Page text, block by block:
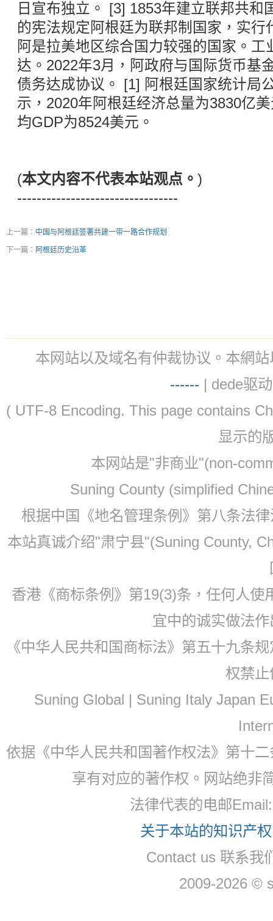
日宣布独立。 [3] 1853年建立联邦共和
的宪法规定阿根廷为联邦制国家，实行
阿是拉美地区综合国力较强的国家。
达。2022年3月，阿政府与国际货币基
债务达成协议。 [1] 阿根廷国家统计局
示，2020年阿根廷经济总量为3830亿
均GDP为8524美元。
(本文内容不代表本站观点。 )
---------------------------------
上一篇： 中国与阿根廷签署共建一带一路合作规划
下一篇： 阿根廷历史沿革
本网站以及域名有仲裁协议。本網
------ | dede驱
( UTF-8 Encoding. This page contains
显示的
本网站是"非商业"(non-
Suning County (simplified
根据中国《地名管理条例》第八条法
本站真诚介绍"肃宁县"(Suning County,
香港《商标条例》第19(3)条，任何人
宜中的诚实做法
《中华人民共和国商标法》第五十九条
权禁
Suning Global | Suning Italy Japan
依据《中华人民共和国著作权法》第十
享有对应的著作权。网站绝非
法律代表的电邮
关于本站的知识产
Contact us 联系我
2009-2026 ©